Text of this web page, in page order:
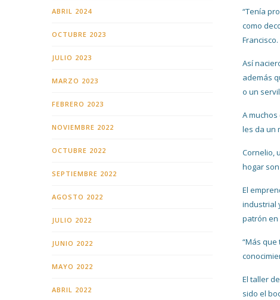
“Tenía
como
Francisco.
Así
además
o un
A
les da un
Cornelio,
hogar
El
industrial
patrón en
“Más
El taller
sido el
ABRIL 2024
OCTUBRE 2023
JULIO 2023
MARZO 2023
FEBRERO 2023
NOVIEMBRE 2022
OCTUBRE 2022
SEPTIEMBRE 2022
AGOSTO 2022
JULIO 2022
JUNIO 2022
MAYO 2022
ABRIL 2022